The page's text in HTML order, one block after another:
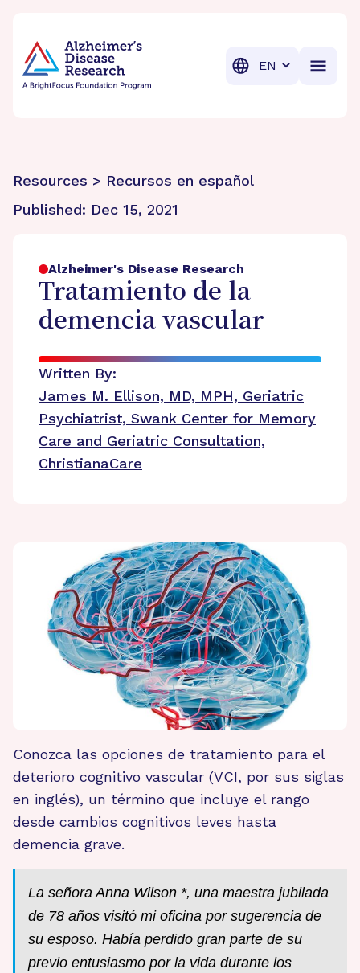
Translation
Resources > Recursos en español
Published: Dec 15, 2021
Alzheimer's Disease Research
Tratamiento de la
demencia vascular
Written By:
James M. Ellison, MD, MPH, Geriatric
Psychiatrist, Swank Center for Memory
Care and Geriatric Consultation,
ChristianaCare
Conozca las opciones de tratamiento para el
deterioro cognitivo vascular (VCI, por sus siglas
en inglés), un término que incluye el rango
desde cambios cognitivos leves hasta
demencia grave.
La señora Anna Wilson *, una maestra jubilada
de 78 años visitó mi oficina por sugerencia de
su esposo. Había perdido gran parte de su
previo entusiasmo por la vida durante los